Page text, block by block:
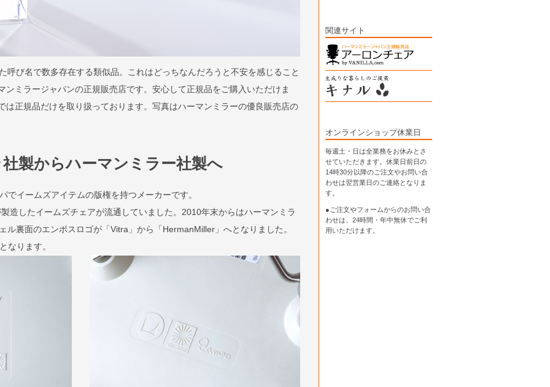
呼び名で数多存在する類似品。これはどっちなんだろうと不安を感じること
ンミラージャパンの正規販売店です。安心して正規品をご購入いただけま
は正規品だけを取り扱っております。写真はハーマンミラーの優良販売店の
製からハーマンミラー社製へ
でイームズアイテムの版権を持つメーカーです。
造したイームズチェアが流通していました。2010年末からはハーマンミラ
ル裏面のエンボスロゴが「Vitra」から「HermanMiller」へとなりました。
なります。
関連サイト
オンラインショップ休業日
毎週土・日は全業務をお休みとさ
せていただきます。休業日前日の
14時30分以降のご注文やお問い合
わせは翌営業日のご連絡となりま
す。
●ご注文やフォームからのお問い合
わせは、 24時間・年中無休でご利
用いただけます。